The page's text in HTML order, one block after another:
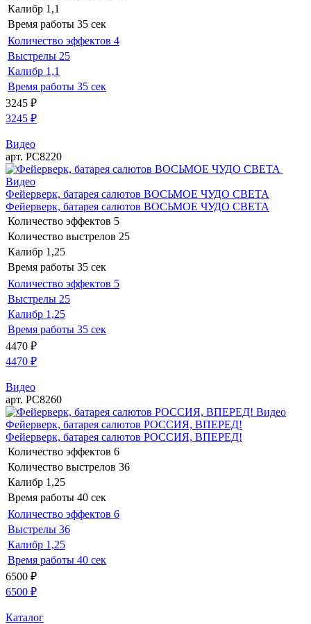
Калибр 1,1
Время работы 35 сек
Количество эффектов 4
Выстрелы 25
Калибр 1,1
Время работы 35 сек
3245 ₽
3245 ₽
Видео
арт. РС8220
Видео
Фейерверк, батарея салютов ВОСЬМОЕ ЧУДО СВЕТА
Фейерверк, батарея салютов ВОСЬМОЕ ЧУДО СВЕТА
Количество эффектов 5
Количество выстрелов 25
Калибр 1,25
Время работы 35 сек
Количество эффектов 5
Выстрелы 25
Калибр 1,25
Время работы 35 сек
4470 ₽
4470 ₽
Видео
арт. РС8260
Видео
Фейерверк, батарея салютов РОССИЯ, ВПЕРЕД!
Фейерверк, батарея салютов РОССИЯ, ВПЕРЕД!
Количество эффектов 6
Количество выстрелов 36
Калибр 1,25
Время работы 40 сек
Количество эффектов 6
Выстрелы 36
Калибр 1,25
Время работы 40 сек
6500 ₽
6500 ₽
Каталог